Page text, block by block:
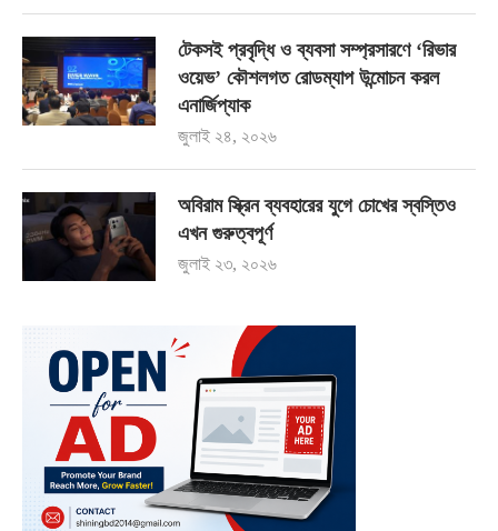
টেকসই প্রবৃদ্ধি ও ব্যবসা সম্প্রসারণে ‘রিভার
ওয়েভ’ কৌশলগত রোডম্যাপ উন্মোচন করল
এনার্জিপ্যাক
জুলাই ২৪, ২০২৬
অবিরাম স্ক্রিন ব্যবহারের যুগে চোখের স্বস্তিও
এখন গুরুত্বপূর্ণ
জুলাই ২৩, ২০২৬